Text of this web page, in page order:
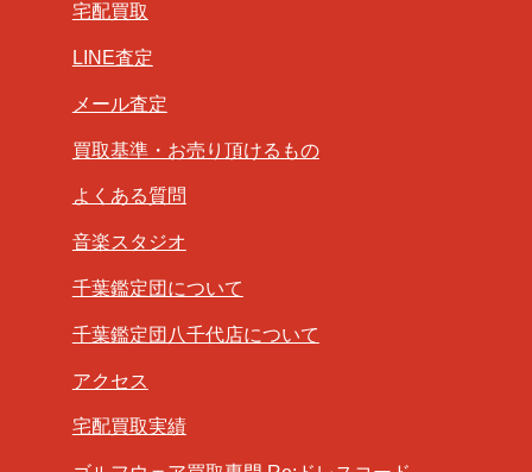
宅配買取
LINE査定
メール査定
買取基準・お売り頂けるもの
よくある質問
音楽スタジオ
千葉鑑定団について
千葉鑑定団八千代店について
アクセス
宅配買取実績